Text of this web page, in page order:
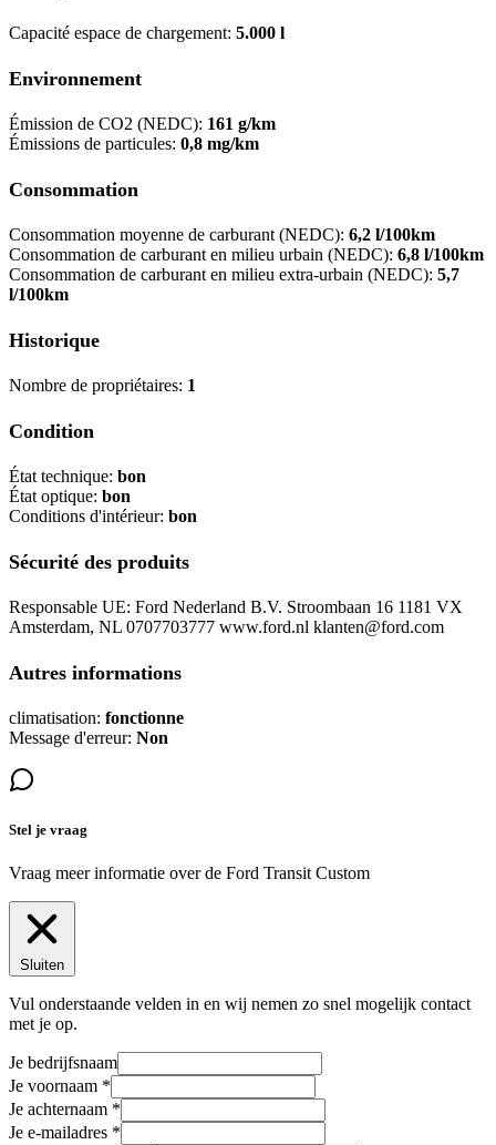
Capacité espace de chargement: 5.000 l
Environnement
Émission de CO2 (NEDC): 161 g/km
Émissions de particules: 0,8 mg/km
Consommation
Consommation moyenne de carburant (NEDC): 6,2 l/100km
Consommation de carburant en milieu urbain (NEDC): 6,8 l/100km
Consommation de carburant en milieu extra-urbain (NEDC): 5,7
l/100km
Historique
Nombre de propriétaires: 1
Condition
État technique: bon
État optique: bon
Conditions d'intérieur: bon
Sécurité des produits
Responsable UE: Ford Nederland B.V. Stroombaan 16 1181 VX
Amsterdam, NL 0707703777 www.ford.nl klanten@ford.com
Autres informations
climatisation: fonctionne
Message d'erreur: Non
Stel je vraag
Vraag meer informatie over de Ford Transit Custom
Sluiten
Vul onderstaande velden in en wij nemen zo snel mogelijk contact
met je op.
Je bedrijfsnaam
Je voornaam
Je achternaam
Je e-mailadres